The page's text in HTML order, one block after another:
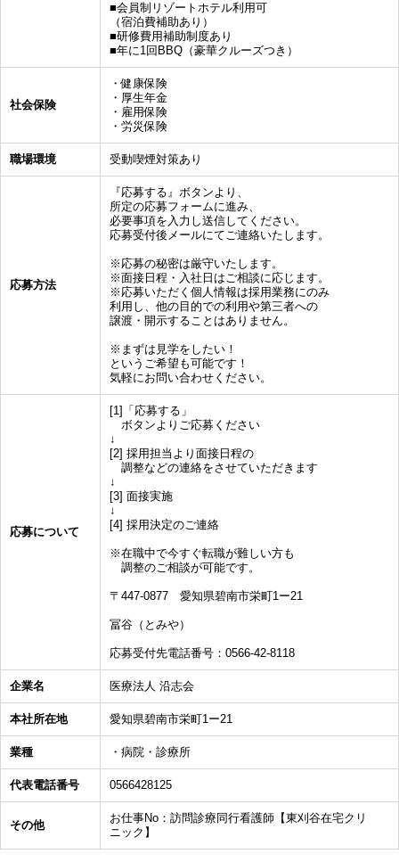
■会員制リゾートホテル利用可
（宿泊費補助あり）
■研修費用補助制度あり
■年に1回BBQ（豪華クルーズつき）
社会保険
・健康保険
・厚生年金
・雇用保険
・労災保険
職場環境 受動喫煙対策あり
応募方法
『応募する』ボタンより、
所定の応募フォームに進み、
必要事項を入力し送信してください。
応募受付後メールにてご連絡いたします。
※応募の秘密は厳守いたします。
※面接日程・入社日はご相談に応じます。
※応募いただく個人情報は採用業務にのみ
利用し、他の目的での利用や第三者への
譲渡・開示することはありません。
※まずは見学をしたい！
というご希望も可能です！
気軽にお問い合わせください。
応募について
[1]「応募する」
ボタンよりご応募ください
↓
[2] 採用担当より面接日程の
調整などの連絡をさせていただきます
↓
[3] 面接実施
↓
[4] 採用決定のご連絡
※在職中で今すぐ転職が難しい方も
調整のご相談が可能です。
〒447-0877 愛知県碧南市栄町1ー21
冨谷（とみや）
応募受付先電話番号：0566-42-8118
企業名 医療法人 沿志会
本社所在地 愛知県碧南市栄町1ー21
業種 ・病院・診療所
代表電話番号 0566428125
その他
お仕事No：訪問診療同行看護師【東刈谷在宅クリ
ニック】